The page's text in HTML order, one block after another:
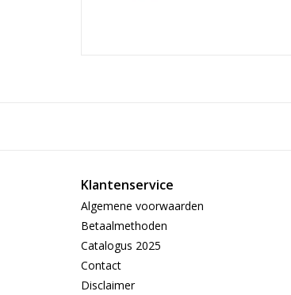
Klantenservice
Algemene voorwaarden
Betaalmethoden
Catalogus 2025
Contact
Disclaimer